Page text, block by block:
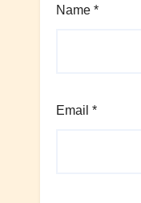
Name *
Email *